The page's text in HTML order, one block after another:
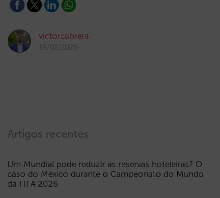
victorcabrera
19/02/2026
Artigos recentes
Um Mundial pode reduzir as reservas hoteleiras? O
caso do México durante o Campeonato do Mundo
da FIFA 2026